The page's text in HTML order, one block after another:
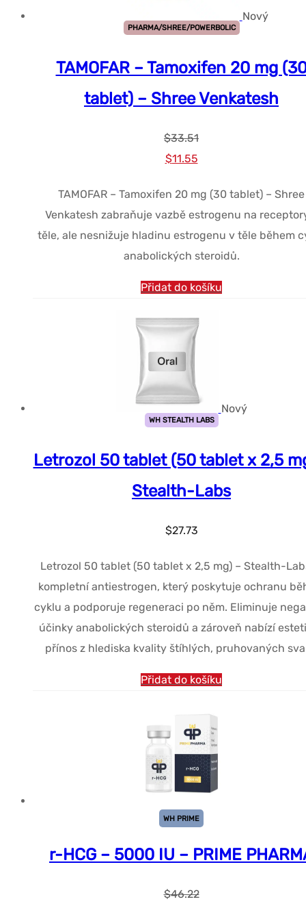
Nový
PHARMA/SHREE/POWERBOLIC
TAMOFAR – Tamoxifen 20 mg
tablet) – Shree Venkatesh
$33.51
Původní
byla:
$33.51.
$11.55Současná
je:
$11.55.
TAMOFAR – Tamoxifen 20 mg (30 tablet) – Shree
Venkatesh zabraňuje vazbě estrogenu na
těle, ale nesnižuje hladinu estrogenu v těle během
anabolických steroidů.
Přidat do košíku
Nový
WH STEALTH LABS
Letrozol 50 tablet (50 tablet x 2,5
Stealth-Labs
$27.73
Letrozol 50 tablet (50 tablet x 2,5 mg) – Stealth-
kompletní antiestrogen, který poskytuje ochranu
cyklu a podporuje regeneraci po něm. Eliminuje
účinky anabolických steroidů a zároveň nabízí
přínos z hlediska kvality štíhlých, pruhovaných
Přidat do košíku
WH PRIME
r-HCG – 5000 IU – PRIME
$46.22